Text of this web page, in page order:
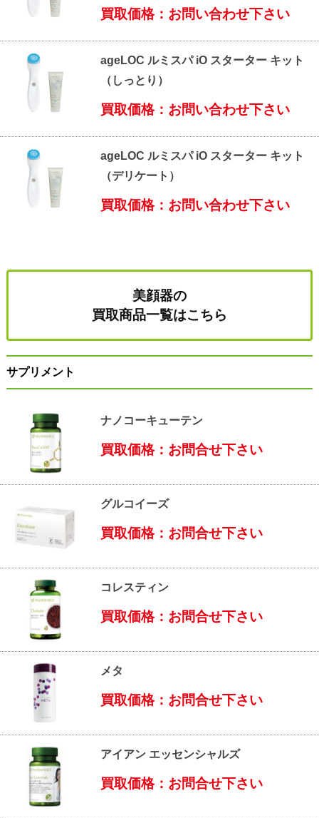
買取価格：お問い合わせ下さい
ageLOC ルミスパ iO スターター キット
（しっとり）
買取価格：お問い合わせ下さい
ageLOC ルミスパ iO スターター キット
（デリケート）
買取価格：お問い合わせ下さい
美顔器の
買取商品一覧はこちら
サプリメント
ナノコーキューテン
買取価格：お問合せ下さい
グルコイーズ
買取価格：お問合せ下さい
コレスティン
買取価格：お問合せ下さい
メタ
買取価格：お問合せ下さい
アイアン エッセンシャルズ
買取価格：お問合せ下さい